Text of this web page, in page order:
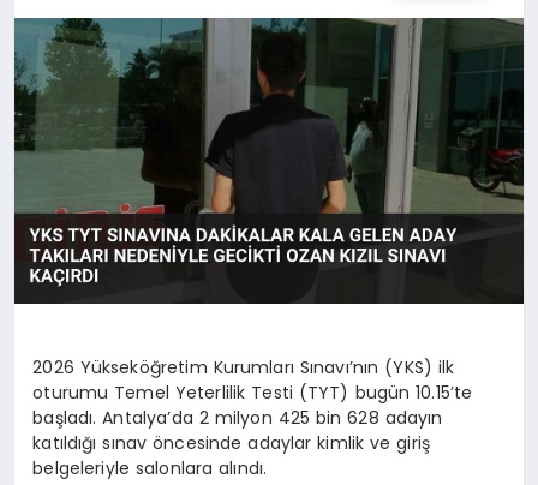
SAĞLIK
SPOR
TEKNOLOJI
2026 Yükseköğretim Kurumları Sınavı’nın (YKS) ilk
oturumu Temel Yeterlilik Testi (TYT) bugün 10.15’te
başladı. Antalya’da 2 milyon 425 bin 628 adayın
katıldığı sınav öncesinde adaylar kimlik ve giriş
belgeleriyle salonlara alındı.